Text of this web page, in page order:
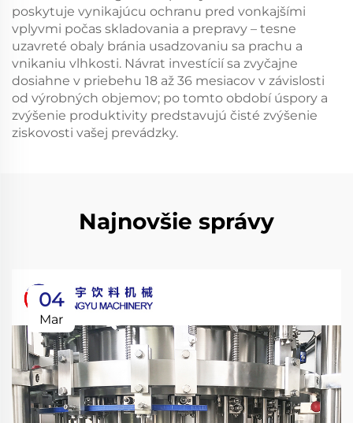
poskytuje vynikajúcu ochranu pred vonkajšími
vplyvmi počas skladovania a prepravy – tesne
uzavreté obaly bránia usadzovaniu sa prachu a
vnikaniu vlhkosti. Návrat investícií sa zvyčajne
dosiahne v priebehu 18 až 36 mesiacov v závislosti
od výrobných objemov; po tomto období úspory a
zvýšenie produktivity predstavujú čisté zvýšenie
ziskovosti vašej prevádzky.
Najnovšie správy
04
Mar